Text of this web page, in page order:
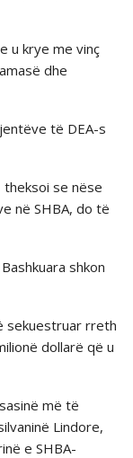
u krye me vinç
dhe
të DEA-s
theksoi se nëse
në SHBA, do të
shkon
sekuestruar rreth
dollarë që u
më të
Lindore,
e SHBA-